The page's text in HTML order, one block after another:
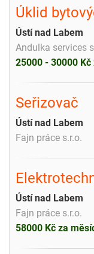
Úklid
Ústí nad Labem
Andulka services
25000 - 30000 Kč
Seřizovač
Ústí nad Labem
Fajn práce s.r.o.
Ústí nad Labem
Fajn práce s.r.o.
58000 Kč za